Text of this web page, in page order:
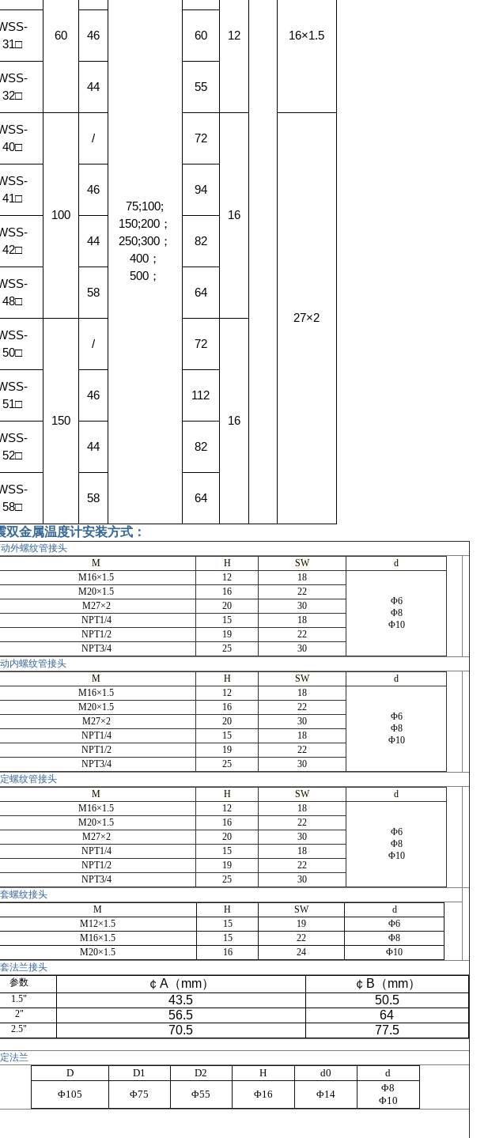
60
75;100;
150;200；
250;300；
400；
500；
12 16×1.5
31□
46 60
32□
44 55
40□
100
/ 72
16
27×2
41□
46 94
42□
44 82
48□
58 64
50□
150
/ 72
16
51□
46 112
52□
44 82
58□
58 64
双金属温度计安装方式：
外螺纹管接头
M
H SW
d
M16×1.5
12 18
Φ6
Φ8
Φ10
M20×1.5 16
22
M27×2
20
30
NPT1/4
15
18
NPT1/2
19
22
NPT3/4
25
30
内螺纹管接头
M
H SW
d
M16×1.5
12 18
Φ6
Φ8
Φ10
M20×1.5 16
22
M27×2
20
30
NPT1/4
15
18
NPT1/2
19
22
NPT3/4
25
30
螺纹管接头
M
H SW
d
M16×1.5
12 18
Φ6
Φ8
Φ10
M20×1.5 16
22
M27×2
20
30
NPT1/4
15
18
NPT1/2
19
22
NPT3/4
25
30
螺纹接头
M
H SW
d
M12×1.5
15 19
Φ6
M16×1.5
15 22
Φ8
M20×1.5
16 24
Φ10
法兰接头
参数
￠ A（mm） ￠ B（mm）
1.5" 43.5 50.5
2" 56.5 64
2.5" 70.5 77.5
法兰
D D1 D2 H d0
d
Φ105
Φ75 Φ55 Φ16 Φ14
Φ8
Φ10